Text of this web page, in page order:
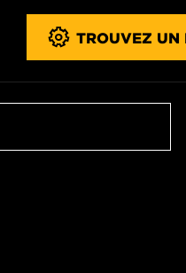
TROUVEZ UN